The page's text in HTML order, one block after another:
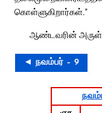
கொள்ளுகிறார்கள்.”
ஆண்டவரின்
◄ நவம்பர் – 9